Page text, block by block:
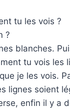
tu les vois ?
?
blanches.
tu vois les
je les vois.
lignes soient
enfin il y a